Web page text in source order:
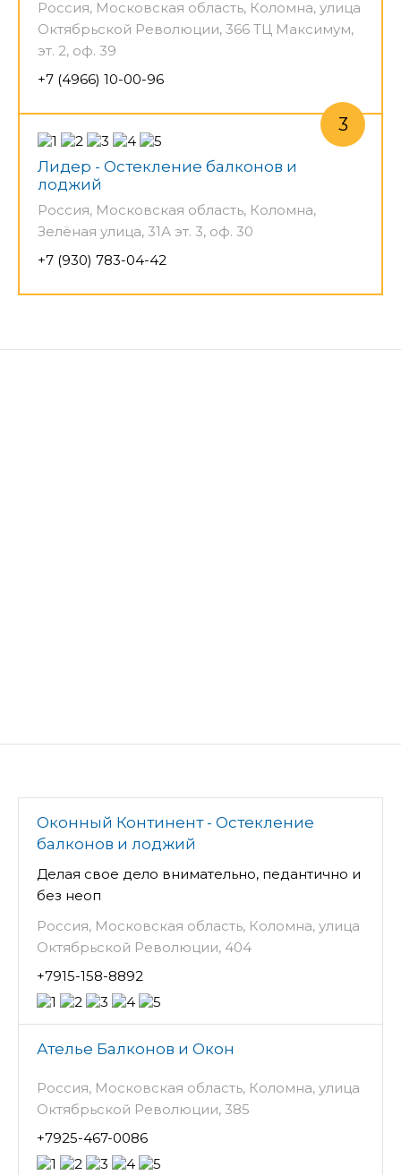
Россия, Московская область, Коломна, улица
Октябрьской Революции, 366 ТЦ Максимум,
эт. 2, оф. 39
+7 (4966) 10-00-96
Лидер - Остекление балконов и
лоджий
Россия, Московская область, Коломна,
Зелёная улица, 31А эт. 3, оф. 30
+7 (930) 783-04-42
Оконный Континент - Остекление
балконов и лоджий
Делая свое дело внимательно, педантично и
без неоп
Россия, Московская область, Коломна, улица
Октябрьской Революции, 404
+7915-158-8892
Ателье Балконов и Окон
Россия, Московская область, Коломна, улица
Октябрьской Революции, 385
+7925-467-0086